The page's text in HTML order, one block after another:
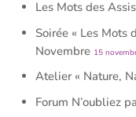
Les Mots des
Soirée « Les Mots
Novembre 15
Atelier « Nature,
Forum N’oubliez